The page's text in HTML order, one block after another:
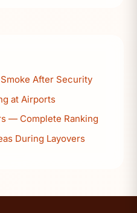
After Security
at Airports
— Complete Ranking
During Layovers